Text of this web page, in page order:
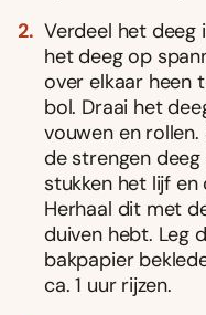
Verdeel het deeg
het deeg op
over elkaar heen
bol. Draai het
vouwen en rollen.
de strengen
stukken het lijf en
Herhaal dit met
duiven hebt. Leg
bakpapier
ca. 1 uur rijzen.